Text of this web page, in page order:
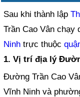
Sau khi thành lập
Trần Cao Vân chạy
Ninh trực thuộc
1. Vị trí địa lý
Đường Trần Cao
Vĩnh Ninh và